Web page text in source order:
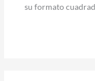
su formato